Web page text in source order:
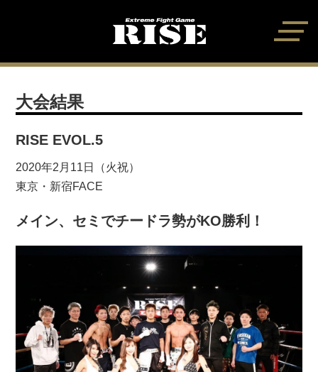
大会結果
RISE EVOL.5
2020年2月11日（火祝）
東京・新宿FACE
メイン、セミでチードラ勢がKO勝利！